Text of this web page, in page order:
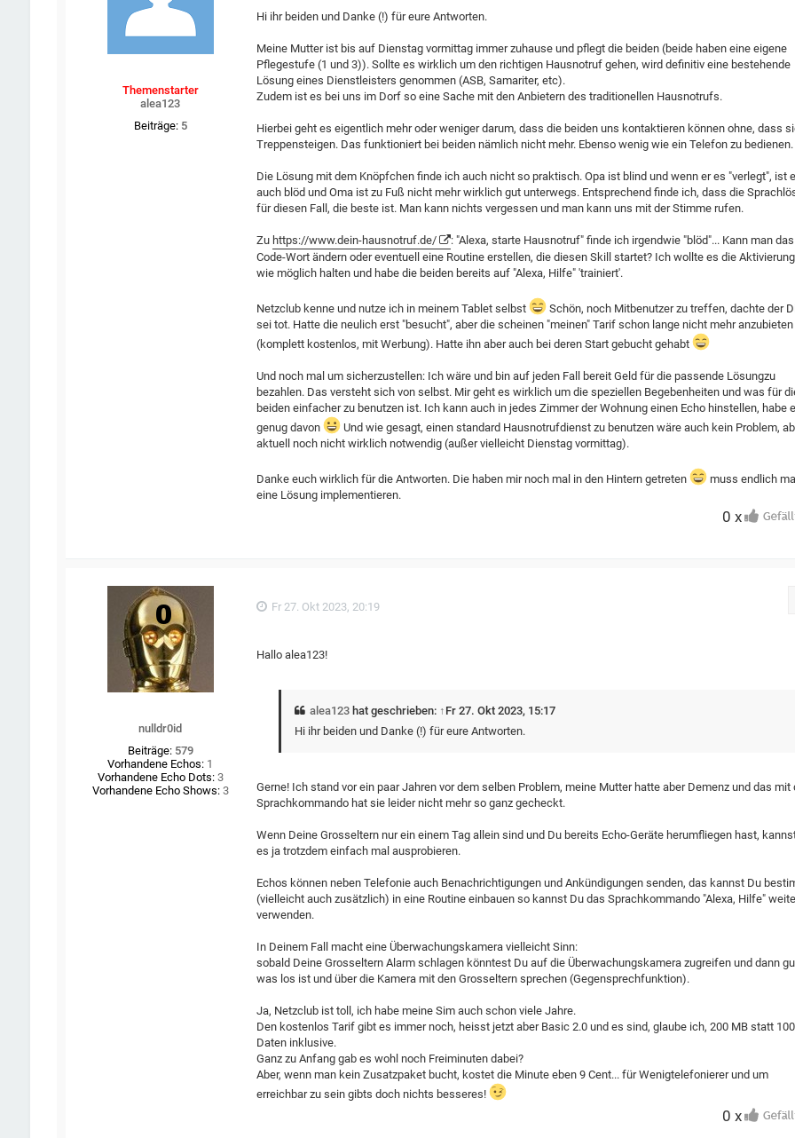
Themenstarter
alea123
Beiträge: 5
Hi ihr beiden und Danke (!) für eure Antworten.
Meine Mutter ist bis auf Dienstag vormittag immer zuhause und pflegt die beiden (beide haben eine eigene
Pflegestufe (1 und 3)). Sollte es wirklich um den richtigen Hausnotruf gehen, wird definitiv eine bestehende
Lösung eines Dienstleisters genommen (ASB, Samariter, etc).
Zudem ist es bei uns im Dorf so eine Sache mit den Anbietern des traditionellen Hausnotrufs.
Hierbei geht es eigentlich mehr oder weniger darum, dass die beiden uns kontaktieren können ohne, dass
Treppensteigen. Das funktioniert bei beiden nämlich nicht mehr. Ebenso wenig wie ein Telefon zu bedienen.
Die Lösung mit dem Knöpfchen finde ich auch nicht so praktisch. Opa ist blind und wenn er es "verlegt", ist
auch blöd und Oma ist zu Fuß nicht mehr wirklich gut unterwegs. Entsprechend finde ich, dass die
für diesen Fall, die beste ist. Man kann nichts vergessen und man kann uns mit der Stimme rufen.
Zu https://www.dein-hausnotruf.de/
: "Alexa, starte Hausnotruf" finde ich irgendwie "blöd"... Kann man das
Code-Wort ändern oder eventuell eine Routine erstellen, die diesen Skill startet? Ich wollte es die
wie möglich halten und habe die beiden bereits auf "Alexa, Hilfe" 'trainiert'.
Netzclub kenne und nutze ich in meinem Tablet selbst
Schön, noch Mitbenutzer zu treffen, dachte der
sei tot. Hatte die neulich erst "besucht", aber die scheinen "meinen" Tarif schon lange nicht mehr anzubieten
(komplett kostenlos, mit Werbung). Hatte ihn aber auch bei deren Start gebucht gehabt
Und noch mal um sicherzustellen: Ich wäre und bin auf jeden Fall bereit Geld für die passende Lösungzu
bezahlen. Das versteht sich von selbst. Mir geht es wirklich um die speziellen Begebenheiten und was für
beiden einfacher zu benutzen ist. Ich kann auch in jedes Zimmer der Wohnung einen Echo hinstellen, habe
genug davon
Und wie gesagt, einen standard Hausnotrufdienst zu benutzen wäre auch kein Problem,
aktuell noch nicht wirklich notwendig (außer vielleicht Dienstag vormittag).
Danke euch wirklich für die Antworten. Die haben mir noch mal in den Hintern getreten
muss endlich mal
eine Lösung implementieren.
0 x
nulldr0id
Beiträge: 579
Vorhandene Echos: 1
Vorhandene Echo Dots:3
Vorhandene Echo Shows:3
Fr 27. Okt 2023, 20:19
Hallo alea123!
alea123 hat geschrieben: ↑ Fr 27. Okt 2023, 15:17
Hi ihr beiden und Danke (!) für eure Antworten.
Gerne! Ich stand vor ein paar Jahren vor dem selben Problem, meine Mutter hatte aber Demenz und das mit
Sprachkommando hat sie leider nicht mehr so ganz gecheckt.
Wenn Deine Grosseltern nur ein einem Tag allein sind und Du bereits Echo-Geräte herumfliegen hast,
es ja trotzdem einfach mal ausprobieren.
Echos können neben Telefonie auch Benachrichtigungen und Ankündigungen senden, das kannst Du
(vielleicht auch zusätzlich) in eine Routine einbauen so kannst Du das Sprachkommando "Alexa, Hilfe"
verwenden.
In Deinem Fall macht eine Überwachungskamera vielleicht Sinn:
sobald Deine Grosseltern Alarm schlagen könntest Du auf die Überwachungskamera zugreifen und dann
was los ist und über die Kamera mit den Grosseltern sprechen (Gegensprechfunktion).
Ja, Netzclub ist toll, ich habe meine Sim auch schon viele Jahre.
Den kostenlos Tarif gibt es immer noch, heisst jetzt aber Basic 2.0 und es sind, glaube ich, 200 MB statt 100
Daten inklusive.
Ganz zu Anfang gab es wohl noch Freiminuten dabei?
Aber, wenn man kein Zusatzpaket bucht, kostet die Minute eben 9 Cent... für Wenigtelefonierer und um
erreichbar zu sein gibts doch nichts besseres!
0 x